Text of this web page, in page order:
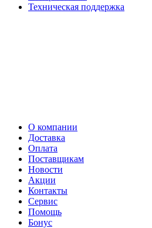
Техническая поддержка
О компании
Доставка
Оплата
Поставщикам
Новости
Акции
Контакты
Сервис
Помощь
Бонус